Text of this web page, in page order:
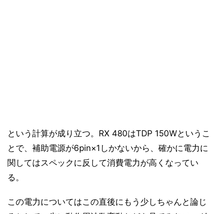
という計算が成り立つ。RX 480はTDP 150Wというこ
とで、補助電源が6pin×1しかないから、確かに電力に
関してはスペックに反して消費電力が高くなってい
る。
この電力についてはこの直後にもう少しちゃんと論じ